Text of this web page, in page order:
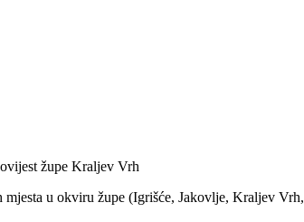
župe Kraljev Vrh
u okviru župe (Igrišće, Jakovlje, Kraljev Vrh,